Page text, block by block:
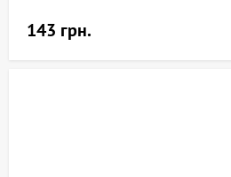
143 грн.